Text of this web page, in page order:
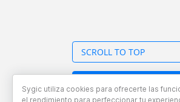
SCROLL TO TOP
Sygic utiliza cookies para ofrecerte las
el rendimiento para perfeccionar tu